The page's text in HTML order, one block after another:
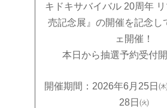
キドキサバイバル 20周年
売記念展』の開催を記念し
ェ開催！
本日から抽選予約受付開
開催期間：2026年6月25日
28日㈫